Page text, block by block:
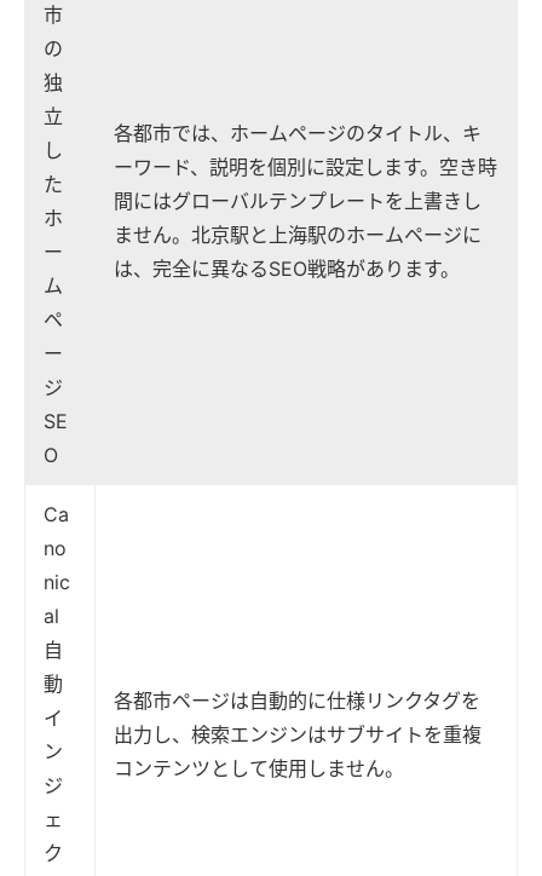
市
の
独
立
し
た
ホ
ー
ム
ペ
ー
ジ
SE
O
各都市では、ホームページのタイトル、キ
ーワード、説明を個別に設定します。空き時
間にはグローバルテンプレートを上書きし
ません。北京駅と上海駅のホームページに
は、完全に異なるSEO戦略があります。
Ca
no
nic
al
自
動
イ
ン
ジ
ェ
ク
各都市ページは自動的に仕様リンクタグを
出力し、検索エンジンはサブサイトを重複
コンテンツとして使用しません。